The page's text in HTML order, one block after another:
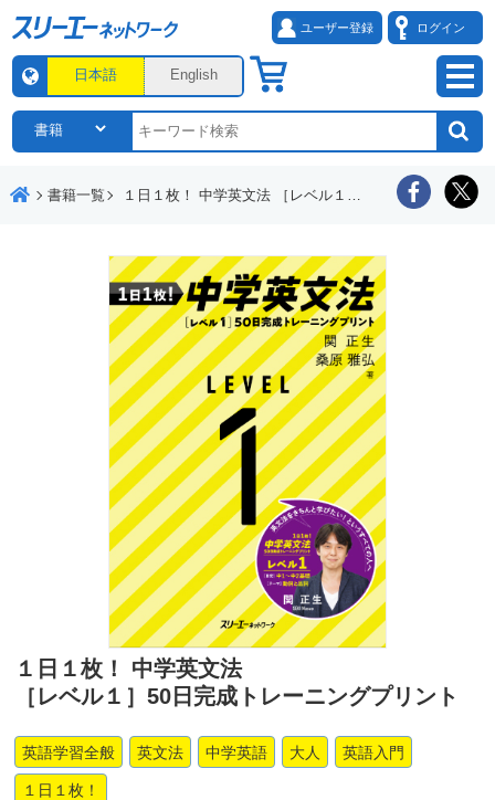
ユーザー登録 ログイン
日本語 English
書籍一覧 １日１枚！ 中学英文法 ［レベル１］50日完成トレーニングプリント
１日１枚！ 中学英文法
［レベル１］50日完成トレーニングプリント
英語学習全般 英文法 中学英語 大人 英語入門
１日１枚！